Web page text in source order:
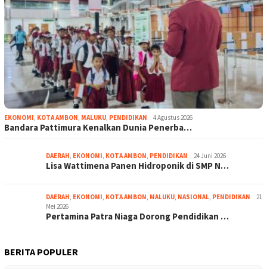
EKONOMI, KOTA AMBON, MALUKU, PENDIDIKAN 4 Agustus 2026
Bandara Pattimura Kenalkan Dunia Penerba…
DAERAH, EKONOMI, KOTA AMBON, PENDIDIKAN 24 Juni 2026
Lisa Wattimena Panen Hidroponik di SMP N…
DAERAH, EKONOMI, KOTA AMBON, MALUKU, NASIONAL, PENDIDIKAN
21
Mei 2026
Pertamina Patra Niaga Dorong Pendidikan …
BERITA POPULER